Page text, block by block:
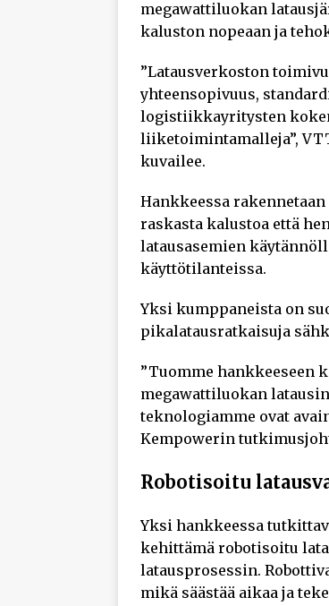
megawattiluokan
kaluston nopeaan ja
”Latausverkoston
yhteensopivuus,
logistiikkayritysten
liiketoimintamalleja”,
kuvailee.
Hankkeessa
raskasta kalustoa että
latausasemien
käyttötilanteissa.
Yksi kumppaneista on
pikalatausratkaisuja
”Tuomme hankkeeseen
megawattiluokan
teknologiamme ovat
Kempowerin
Robotisoitu
Yksi hankkeessa
kehittämä robotisoitu
latausprosessin.
mikä säästää aikaa ja